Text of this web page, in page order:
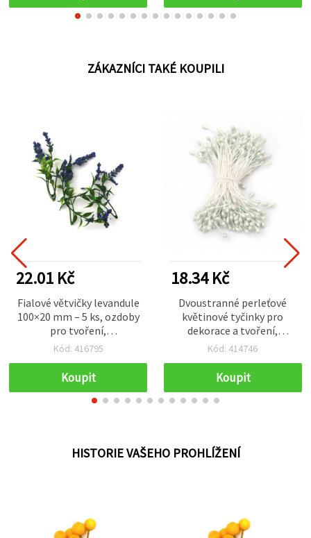
ZÁKAZNÍCI TAKÉ KOUPILI
22.01 Kč
Fialové větvičky levandule
100×20 mm – 5 ks, ozdoby
pro tvoření,
scrapbooking, vlasové
dekorace
Kód: 416795
Koupit
18.34 Kč
Dvoustranné perleťové
květinové tyčinky pro
dekorace a tvoření,
3×4×60 mm, světle
Kód: 414746
Koupit
HISTORIE VAŠEHO PROHLÍŽENÍ